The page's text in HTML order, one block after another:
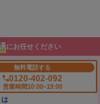
にお任せください
無料電話する
0120-402-092
営業時間10:00~19:00
は
Reserved.